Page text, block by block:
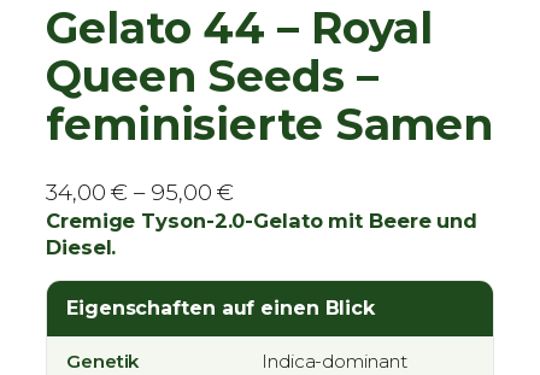
Gelato 44 – Royal
Queen Seeds –
feminisierte Samen
34,00€ – 95,00€
r
i
s
s
Cremige Tyson-2.0-Gelato mit Beere und
Diesel.
Eigenschaften auf einen Blick
Genetik Indica-dominant